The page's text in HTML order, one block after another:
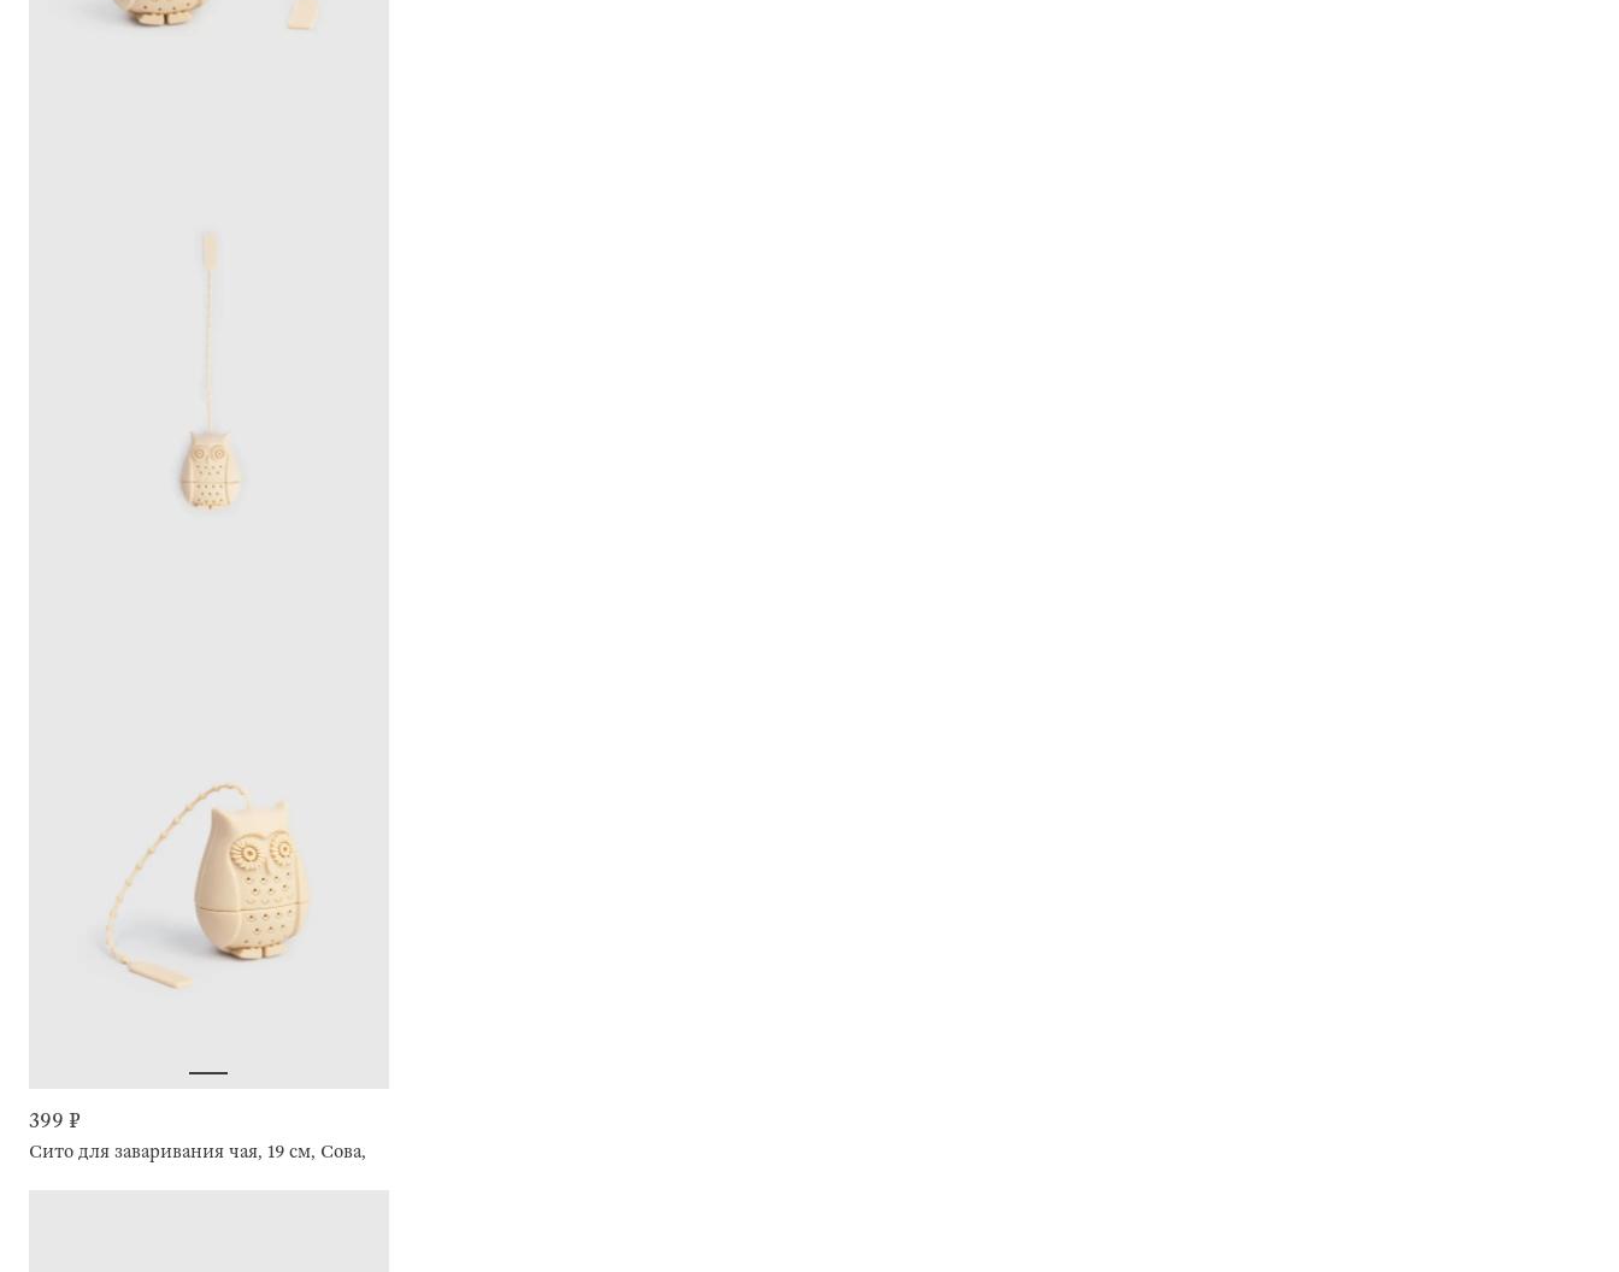
399 ₽
Сито для заваривания чая, 19 см, Сова, Owl